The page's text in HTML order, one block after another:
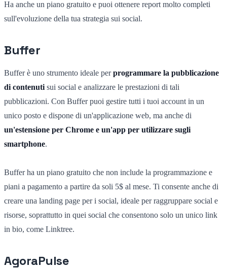
Ha anche un piano gratuito e puoi ottenere report molto completi
sull'evoluzione della tua strategia sui social.
Buffer
Buffer è uno strumento ideale perprogrammare la pubblicazione
di contenuti sui social e analizzare le prestazioni di tali
pubblicazioni. Con Buffer puoi gestire tutti i tuoi account in un
unico posto e dispone di un'applicazione web, ma anche di
un'estensione per Chrome e un'app per utilizzare sugli
smartphone.
Buffer ha un piano gratuito che non include la programmazione e
piani a pagamento a partire da soli 5$ al mese. Ti consente anche di
creare una landing page per i social, ideale per raggruppare social e
risorse, soprattutto in quei social che consentono solo un unico link
in bio, come Linktree.
AgoraPulse